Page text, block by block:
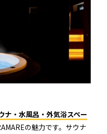
ナ・水風呂・外気浴スペー
の魅力です。サウナ